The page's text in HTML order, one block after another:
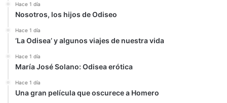
Hace 1 día
Nosotros, los hijos de Odiseo
Hace 1 día
‘La Odisea’ y algunos viajes de nuestra vida
Hace 1 día
María José Solano: Odisea erótica
Hace 1 día
Una gran película que oscurece a Homero